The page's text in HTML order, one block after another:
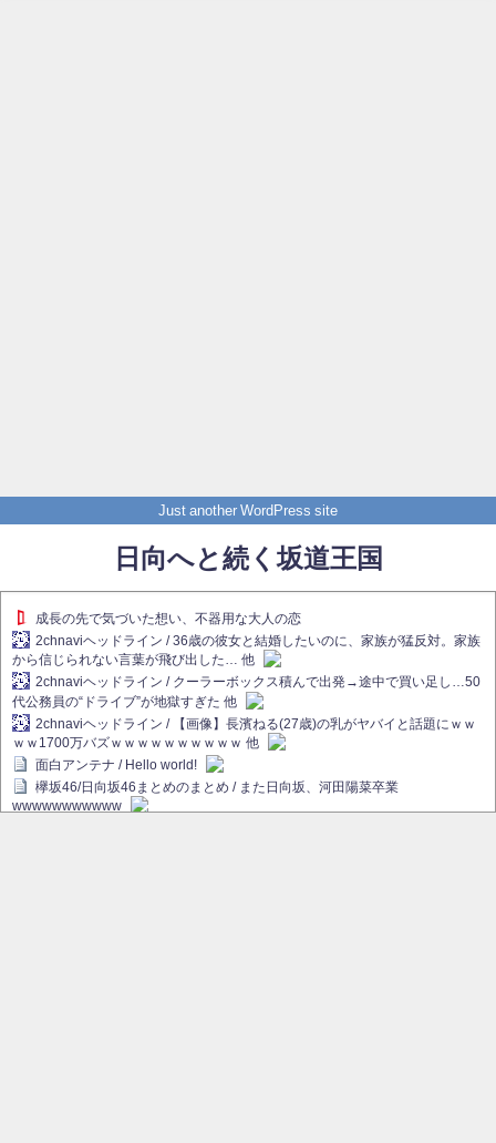
Just another WordPress site
日向へと続く坂道王国
成長の先で気づいた想い、不器用な大人の恋
2chnaviヘッドライン / 36歳の彼女と結婚したいのに、家族が猛反対。家族
から信じられない言葉が飛び出した… 他
2chnaviヘッドライン / クーラーボックス積んで出発→途中で買い足し…50
代公務員の“ドライブ”が地獄すぎた 他
2chnaviヘッドライン / 【画像】長濱ねる(27歳)の乳がヤバイと話題にｗｗ
ｗｗ1700万バズｗｗｗｗｗｗｗｗｗｗ 他
面白アンテナ / Hello world!
欅坂46/日向坂46まとめのまとめ / また日向坂、河田陽菜卒業
wwwwwwwwwww